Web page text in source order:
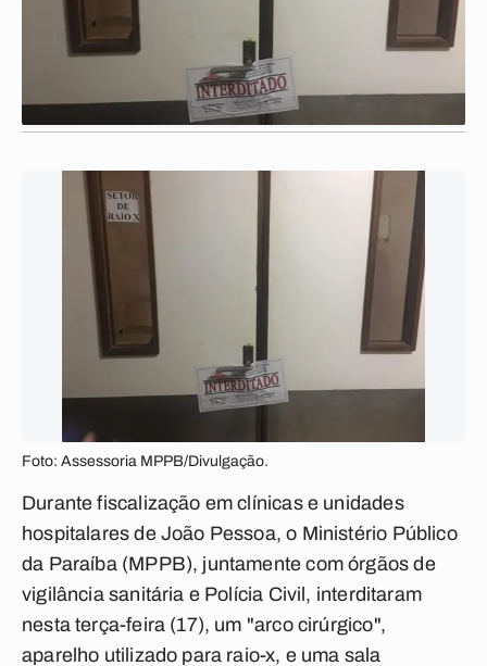
Foto: Assessoria MPPB/Divulgação.
Durante fiscalização em clínicas e unidades
hospitalares de João Pessoa, o Ministério Público
da Paraíba (MPPB), juntamente com órgãos de
vigilância sanitária e Polícia Civil, interditaram
nesta terça-feira (17), um "arco cirúrgico",
aparelho utilizado para raio-x, e uma sala